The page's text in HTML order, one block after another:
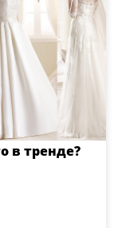
в тренде?